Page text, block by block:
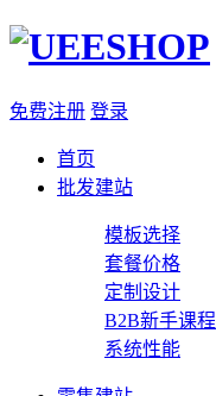
免费注册 登录
首页
批发建站
模板选择
套餐价格
定制设计
B2B新手课程
系统性能